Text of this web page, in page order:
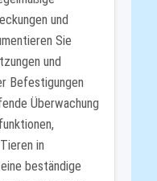
und
Sie
und
Befestigungen
Überwachung
in
beständige